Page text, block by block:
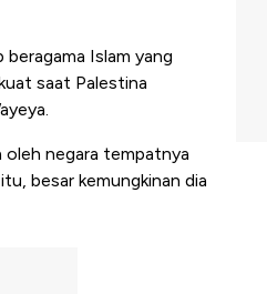
Islam yang
saat Palestina
oleh negara tempatnya
besar kemungkinan dia